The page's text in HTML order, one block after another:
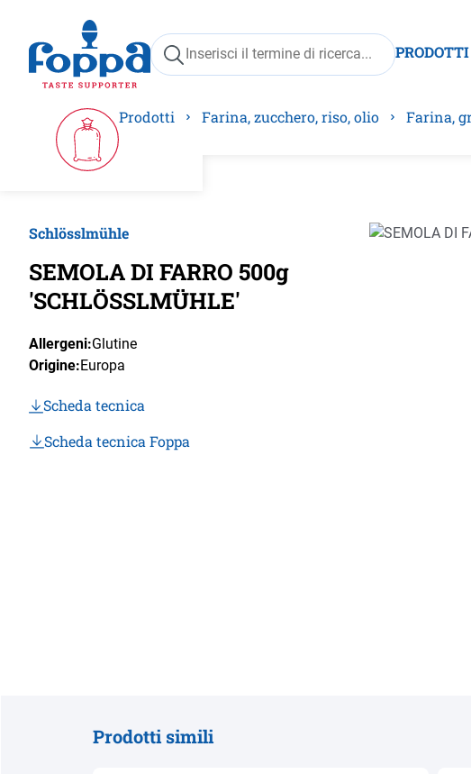
Passa alla navigazione principale
PRODOTTI
Prodotti Farina, zucchero, riso, olio Farina,
Schlösslmühle
SEMOLA DI FARRO 500g
'SCHLÖSSLMÜHLE'
Allergeni:Glutine
Origine:Europa
Scheda tecnica
Scheda tecnica Foppa
Salta la galleria
Prodotti simili